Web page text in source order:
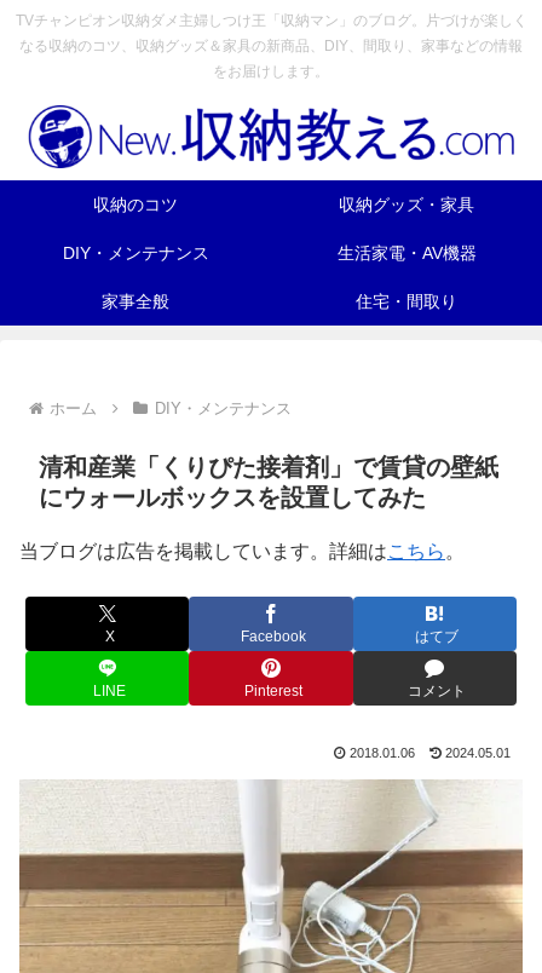
TVチャンピオン収納ダメ主婦しつけ王「収納マン」のブログ。片づけが楽しく
なる収納のコツ、収納グッズ＆家具の新商品、DIY、間取り、家事などの情報
をお届けします。
収納のコツ 収納グッズ・家具
DIY・メンテナンス 生活家電・AV機器
家事全般 住宅・間取り
ホーム DIY・メンテナンス
清和産業「くりぴた接着剤」で賃貸の壁紙
にウォールボックスを設置してみた
当ブログは広告を掲載しています。詳細はこちら 。
X Facebook はてブ
LINE Pinterest コメント
2018.01.06 2024.05.01